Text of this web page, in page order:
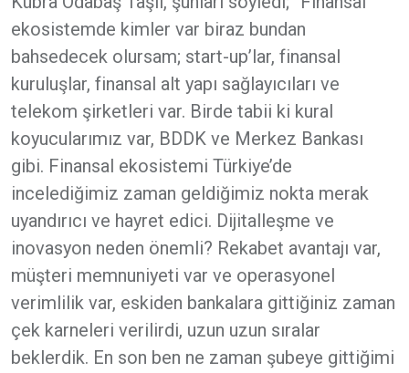
ekosistemde kimler var biraz bundan
bahsedecek olursam; start-up’lar, finansal
kuruluşlar, finansal alt yapı sağlayıcıları ve
telekom şirketleri var. Birde tabii ki kural
koyucularımız var, BDDK ve Merkez Bankası
gibi. Finansal ekosistemi Türkiye’de
incelediğimiz zaman geldiğimiz nokta merak
uyandırıcı ve hayret edici. Dijitalleşme ve
inovasyon neden önemli? Rekabet avantajı var,
müşteri memnuniyeti var ve operasyonel
verimlilik var, eskiden bankalara gittiğiniz zaman
çek karneleri verilirdi, uzun uzun sıralar
beklerdik. En son ben ne zaman şubeye gittiğimi